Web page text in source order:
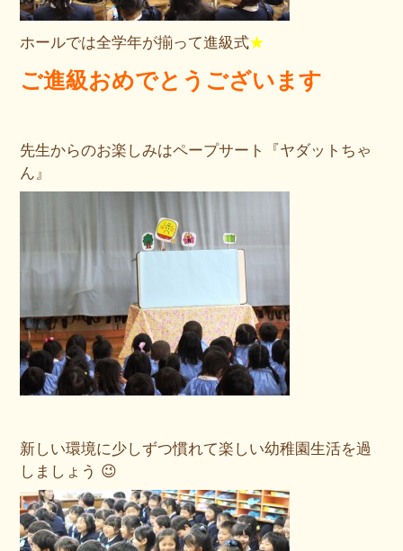
ホールでは全学年が揃って進級式★
ご進級おめでとうございます
先生からのお楽しみはペープサート『ヤダットちゃ
ん』
新しい環境に少しずつ慣れて楽しい幼稚園生活を過
しましょう 😉